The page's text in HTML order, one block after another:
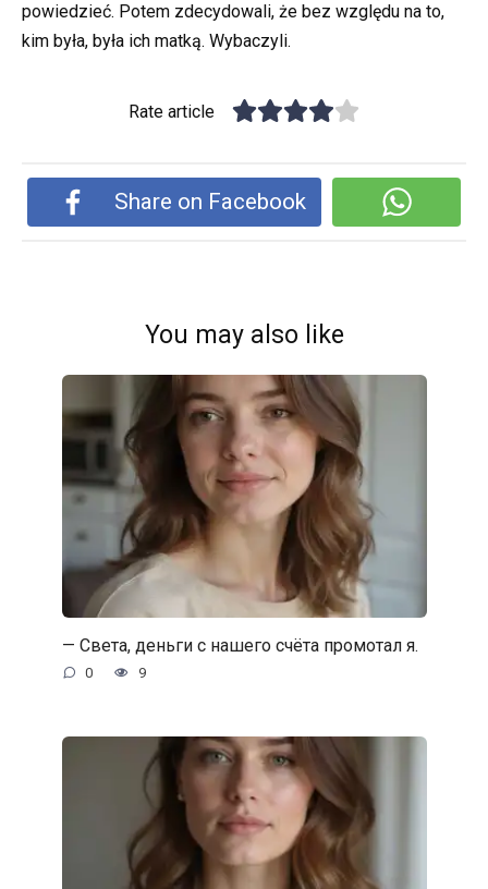
powiedzieć. Potem zdecydowali, że bez względu na to,
kim była, była ich matką. Wybaczyli.
Rate article
Share on Facebook
You may also like
— Света, деньги с нашего счёта промотал я.
0 9